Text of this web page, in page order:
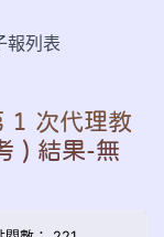
報列表
1 次代理教
) 結果-無